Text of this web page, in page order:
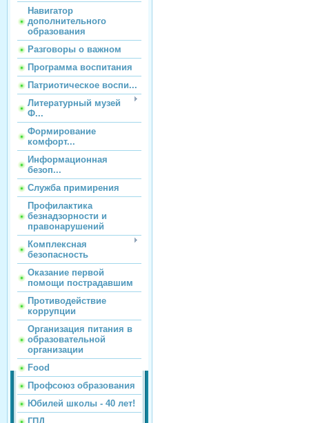
Навигатор
дополнительного
образования
Разговоры о важном
Программа воспитания
Патриотическое воспи...
Литературный музей
Ф...
Формирование
комфорт...
Информационная
безоп...
Служба примирения
Профилактика
безнадзорности и
правонарушений
Комплексная
безопасность
Оказание первой
помощи пострадавшим
Противодействие
коррупции
Организация питания в
образовательной
организации
Food
Профсоюз образования
Юбилей школы - 40 лет!